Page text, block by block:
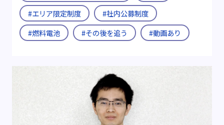
#エリア限定制度
#社内公募制度
#燃料電池
#その後を追う #動画あり